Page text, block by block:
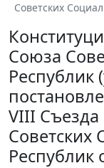
Советских
Союза
Республик
VIII
Советских
Республик